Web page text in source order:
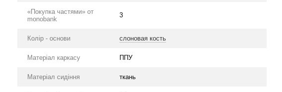
«Покупка частями» от
monobank
3
Колір - основи слоновая кость
Матеріал каркасу ППУ
Матеріал сидіння ткань